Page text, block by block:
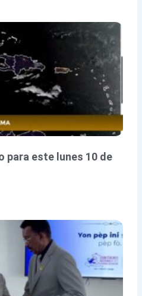
para este lunes 10 de